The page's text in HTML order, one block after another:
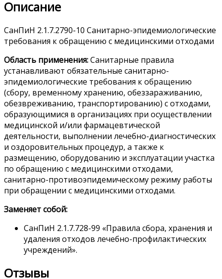
Описание
СанПиН 2.1.7.2790-10 Санитарно-эпидемиологические
требования к обращению с медицинскими отходами
Область применения:Санитарные правила
устанавливают обязательные санитарно-
эпидемиологические требования к обращению
(сбору, временному хранению, обеззараживанию,
обезвреживанию, транспортированию) с отходами,
образующимися в организациях при осуществлении
медицинской и/или фармацевтической
деятельности, выполнении лечебно-диагностических
и оздоровительных процедур, а также к
размещению, оборудованию и эксплуатации участка
по обращению с медицинскими отходами,
санитарно-противоэпидемическому режиму работы
при обращении с медицинскими отходами.
Заменяет собой:
СанПиН 2.1.7.728-99 «Правила сбора, хранения и
удаления отходов лечебно-профилактических
учреждений».
Отзывы